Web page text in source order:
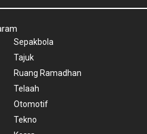
Sepakbola
Tajuk
Ruang Ramadhan
Telaah
Otomotif
Tekno